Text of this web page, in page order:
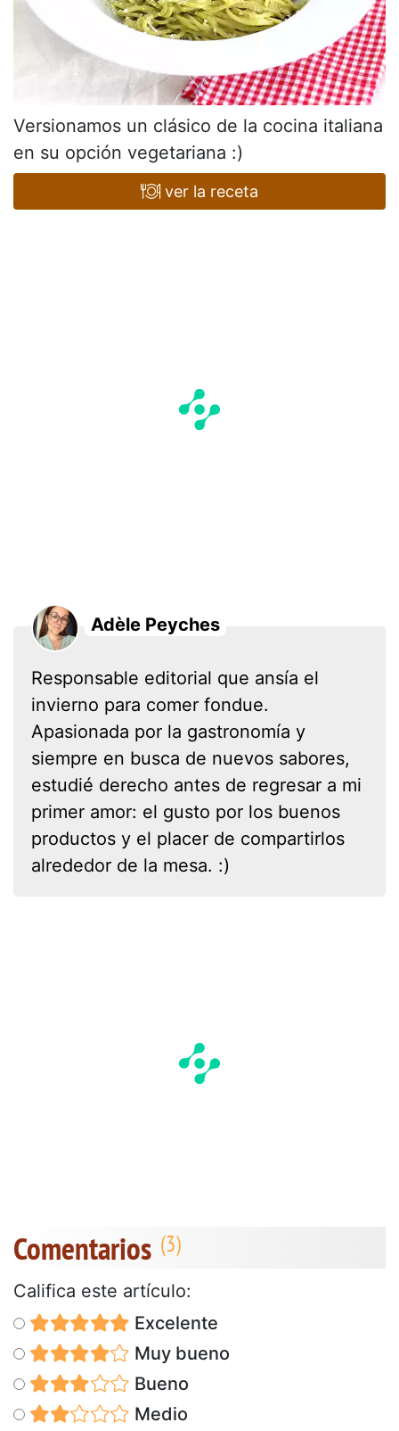
Versionamos un clásico de la cocina italiana
en su opción vegetariana :)
ver la receta
Adèle Peyches
Responsable editorial que ansía el
invierno para comer fondue.
Apasionada por la gastronomía y
siempre en busca de nuevos sabores,
estudié derecho antes de regresar a mi
primer amor: el gusto por los buenos
productos y el placer de compartirlos
alrededor de la mesa. :)
Comentarios
Califica este artículo:
Excelente
Muy bueno
Bueno
Medio